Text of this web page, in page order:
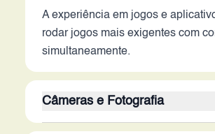
A experiência em jogos e
rodar jogos mais exigentes com
simultaneamente.
Câmeras e Fotografia